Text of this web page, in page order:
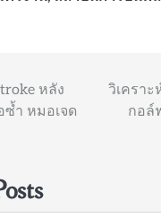
หลัง
ซ้ำ หมอเจด
วิเครา
กอล์